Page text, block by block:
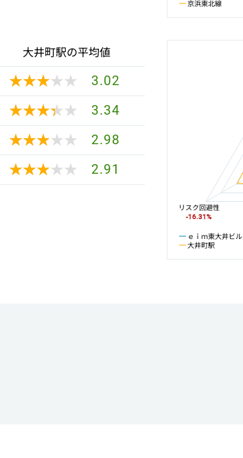
京浜東北線
大井町駅の平均値
★★★★★
★★★★★ 3.02
★★★★★
★★★★★ 3.34
★★★★★
★★★★★ 2.98
★★★★★
★★★★★ 2.91
ｅｉｍ東大井ビル
大井町駅
リスク回避性
-16.31%